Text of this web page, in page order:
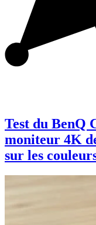
Test du BenQ
moniteur 4K
sur les